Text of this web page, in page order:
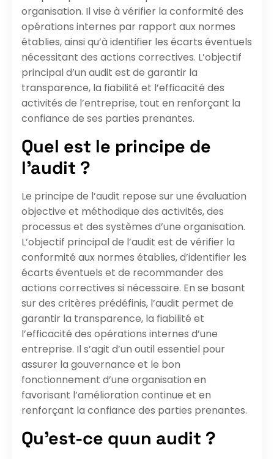
organisation. Il vise à vérifier la conformité des
opérations internes par rapport aux normes
établies, ainsi qu’à identifier les écarts éventuels
nécessitant des actions correctives. L’objectif
principal d’un audit est de garantir la
transparence, la fiabilité et l’efficacité des
activités de l’entreprise, tout en renforçant la
confiance de ses parties prenantes.
Quel est le principe de
l’audit ?
Le principe de l’audit repose sur une évaluation
objective et méthodique des activités, des
processus et des systèmes d’une organisation.
L’objectif principal de l’audit est de vérifier la
conformité aux normes établies, d’identifier les
écarts éventuels et de recommander des
actions correctives si nécessaire. En se basant
sur des critères prédéfinis, l’audit permet de
garantir la transparence, la fiabilité et
l’efficacité des opérations internes d’une
entreprise. Il s’agit d’un outil essentiel pour
assurer la gouvernance et le bon
fonctionnement d’une organisation en
favorisant l’amélioration continue et en
renforçant la confiance des parties prenantes.
Qu’est-ce quun audit ?